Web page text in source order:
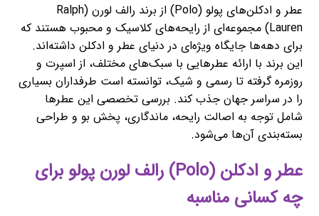
عطر و ادکلن‌های پولو (Polo) از برند رالف لورن (Ralph
Lauren) مجموعه‌ای از رایحه‌های کلاسیک و محبوب هستند که
برای دهه‌ها جایگاه ویژه‌ای در دنیای عطر و ادکلن داشته‌اند.
این برند با ارائه عطرهایی با سبک‌های مختلف، از اسپرت و
روزمره گرفته تا رسمی و شیک، توانسته است طرفداران بسیاری
را در سراسر جهان جذب کند. بررسی تخصصی این عطرها
شامل توجه به اصالت رایحه، ماندگاری، پخش بو و طراحی
بسته‌بندی آن‌ها می‌شود.
عطر و ادکلن (Polo) رالف لورن پولو برای
چه کسانی مناسبه